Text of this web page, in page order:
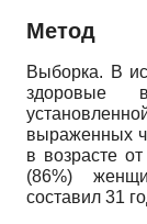
Метод
Выборка. В
здоровые
выраженных
в возрасте
(86%)
составил 31